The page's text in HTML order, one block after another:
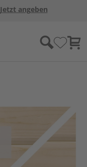
Jetzt angeben